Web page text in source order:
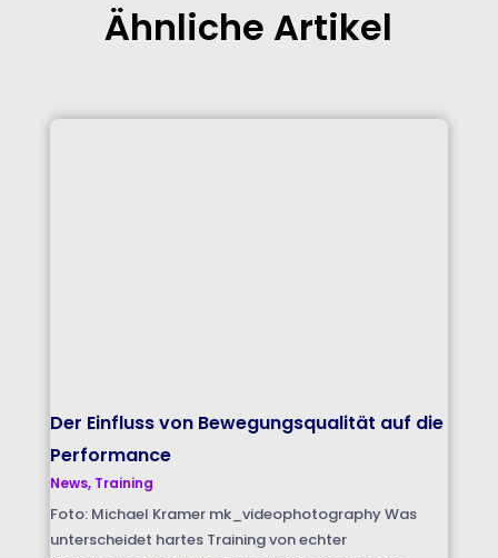
Ähnliche Artikel
Der Einfluss von Bewegungsqualität auf die
Performance
News, Training
Foto: Michael Kramer mk_videophotography Was
unterscheidet hartes Training von echter